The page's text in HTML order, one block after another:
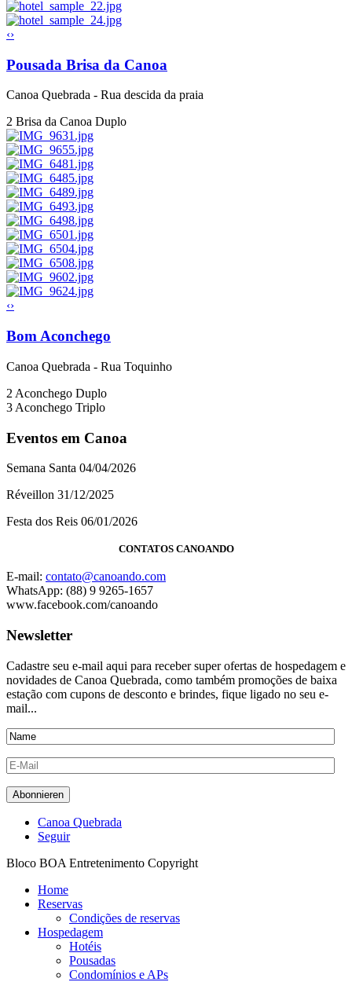
‹›
Pousada Brisa da Canoa
Canoa Quebrada - Rua descida da praia
2 Brisa da Canoa Duplo
‹›
Bom Aconchego
Canoa Quebrada - Rua Toquinho
2 Aconchego Duplo
3 Aconchego Triplo
Eventos em Canoa
Semana Santa 04/04/2026
Réveillon 31/12/2025
Festa dos Reis 06/01/2026
CONTATOS CANOANDO
E-mail: contato@canoando.com
WhatsApp: (88) 9 9265-1657
www.facebook.com/canoando
Newsletter
Cadastre seu e-mail aqui para receber super ofertas de hospedagem e
novidades de Canoa Quebrada, como também promoções de baixa
estação com cupons de desconto e brindes, fique ligado no seu e-
mail...
Canoa Quebrada
Seguir
Bloco BOA Entretenimento Copyright
Home
Reservas
Condições de reservas
Hospedagem
Hotéis
Pousadas
Condomínios e APs